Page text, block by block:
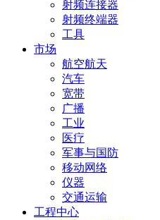
射频连接器
射频终端器
工具
市场
航空航天
汽车
宽带
广播
工业
医疗
军事与国防
移动网络
仪器
交通运输
工程中心